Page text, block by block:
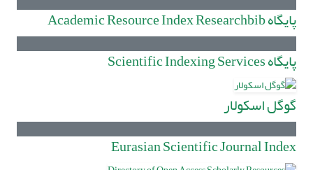
پایگاه Academic Resource Index Researchbib
پایگاه Scientific Indexing Services
گوگل اسکولار
Eurasian Scientific Journal Index